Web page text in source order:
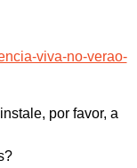
viva-no-verao-
por favor, a